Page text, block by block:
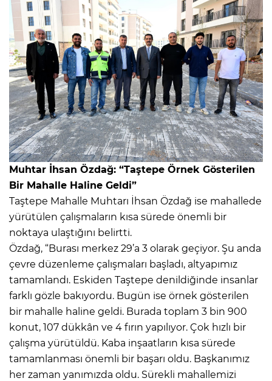
Muhtar İhsan Özdağ: “Taştepe Örnek Gösterilen
Bir Mahalle Haline Geldi”
Taştepe Mahalle Muhtarı İhsan Özdağ ise mahallede
yürütülen çalışmaların kısa sürede önemli bir
noktaya ulaştığını belirtti.
Özdağ, “Burası merkez 29’a 3 olarak geçiyor. Şu anda
çevre düzenleme çalışmaları başladı, altyapımız
tamamlandı. Eskiden Taştepe denildiğinde insanlar
farklı gözle bakıyordu. Bugün ise örnek gösterilen
bir mahalle haline geldi. Burada toplam 3 bin 900
konut, 107 dükkân ve 4 fırın yapılıyor. Çok hızlı bir
çalışma yürütüldü. Kaba inşaatların kısa sürede
tamamlanması önemli bir başarı oldu. Başkanımız
her zaman yanımızda oldu. Sürekli mahallemizi